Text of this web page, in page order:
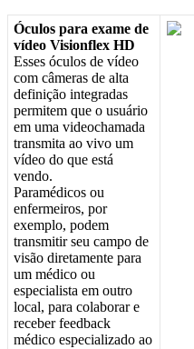
Óculos para exame de
vídeo Visionflex HD
Esses óculos de vídeo
com câmeras de alta
definição integradas
permitem que o usuário
em uma videochamada
transmita ao vivo um
vídeo do que está
vendo.
Paramédicos ou
enfermeiros, por
exemplo, podem
transmitir seu campo de
visão diretamente para
um médico ou
especialista em outro
local, para colaborar e
receber feedback
médico especializado ao